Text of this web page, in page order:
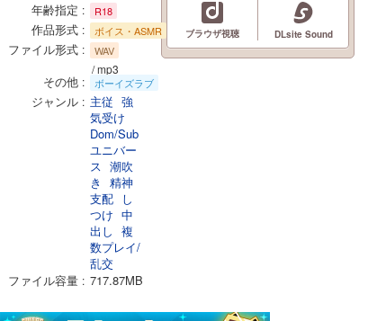
年齢指定
R18
作品形式 ボイス・ASMR
ファイル形式 WAV
/ mp3
その他 ボーイズラブ
ジャンル 主従 強
気受け
Dom/Sub
ユニバー
ス 潮吹
き
精神
支配 し
つけ 中
出し 複
数プレイ/
乱交
ファイル容量
717.87MB
ブラウザ視聴 DLsite Sound